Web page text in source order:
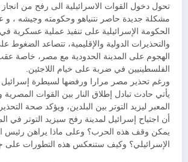
تحول دخول القوات الاسرائيلية الى رفح من
مشكلة جديدة حاصر نتنياهو وحكومته وجيشه ، و
الحكومة الإسرائيلية على تنفيذ عملية عسكرية
والتحذيرات الدولية والإقليمية، تتصاعد
الهجوم على المدينة الحدودية مع مصر، خاصة
الفلسطينيين في ضربة على خيام اللاجئين.
ورغم تحذير مصر مرارا ورفضها لسيطرة
يأتي حادث تبادل إطلاق النار بين القوات المصرية
المعبر ليزيد التوتر بين البلدين، ويؤكد صحة
أن اجتياح إسرائيل لمدينة رفح سيزيد التوتر في
يمكن وقف هذه الحرب؟ وعلى ماذا يراهن رئيس
الإسرائيلي؟ وكيف ستنعكس هذه التطورات على